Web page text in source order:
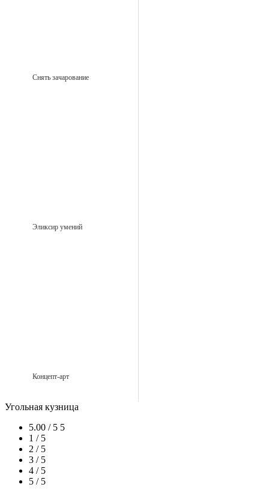
Снять зачарование
Эликсир умений
Концепт-арт
Угольная кузница
5.00 / 5 5
1 / 5
2 / 5
3 / 5
4 / 5
5 / 5